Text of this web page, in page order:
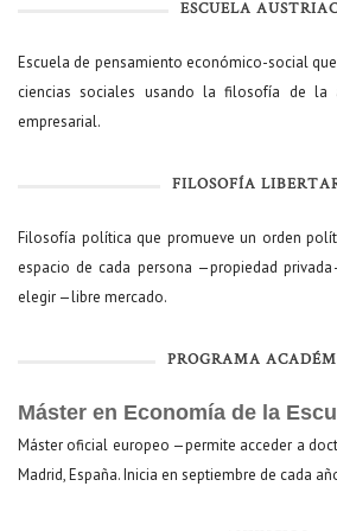
ESCUELA
Escuela de pensamiento económico-social
ciencias sociales usando la filosofía de la
empresarial.
FILOSOFÍA
Filosofía política que promueve un orden
espacio de cada persona —propiedad
elegir —libre mercado.
PROGRAMA
Máster en Economía de la
Máster oficial europeo —permite acceder a
Madrid, España. Inicia en septiembre de cada